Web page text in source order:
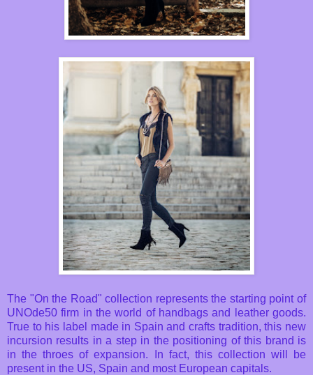
The "On the Road" collection represents the starting point of
UNOde50 firm in the world of handbags and leather goods.
True to his label made ​​in Spain and crafts tradition, this new
incursion results in a step in the positioning of this brand is
in the throes of expansion. In fact, this collection will be
present in the US, Spain and most European capitals.